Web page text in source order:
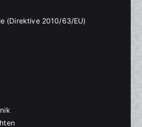
(Direktive 2010/63/EU)